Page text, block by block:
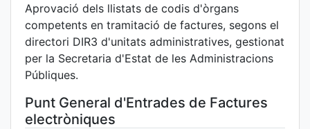
Aprovació dels llistats de codis d'òrgans
competents en tramitació de factures, segons el
directori DIR3 d'unitats administratives, gestionat
per la Secretaria d'Estat de les Administracions
Públiques.
Punt General d'Entrades de Factures
electròniques